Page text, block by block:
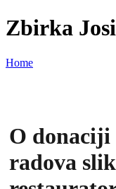
Zbirka
Home
O
radova